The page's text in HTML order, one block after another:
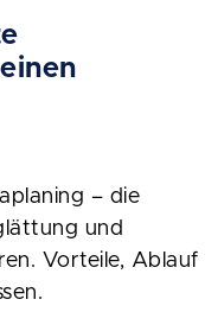
– die
und
Vorteile, Ablauf